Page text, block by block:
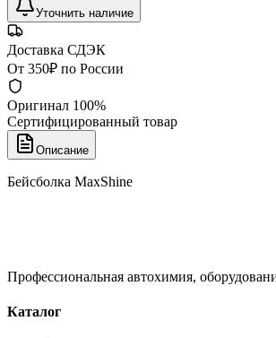
Уточнить наличие
Доставка СДЭК
От 350₽ по России
Оригинал 100%
Сертифицированный товар
Описание
Бейсболка MaxShine
Профессиональная автохимия,
Каталог